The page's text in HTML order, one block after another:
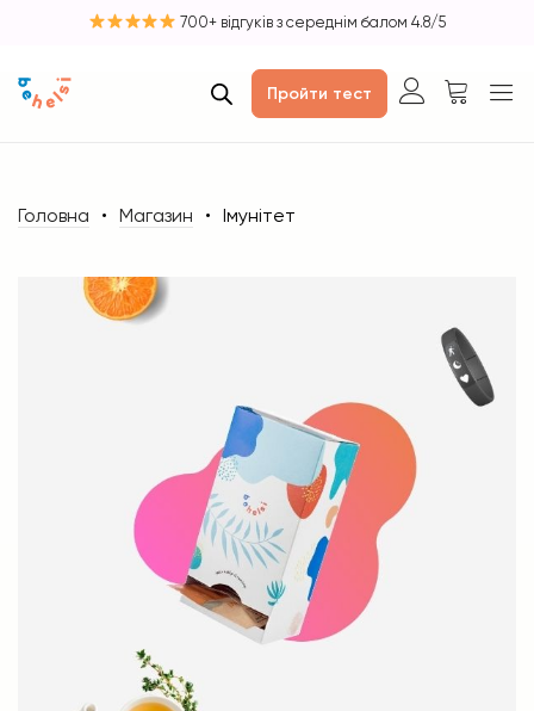
700+ відгуків з середнім балом 4.8/5
Пройти тест
Головна Магазин Імунітет